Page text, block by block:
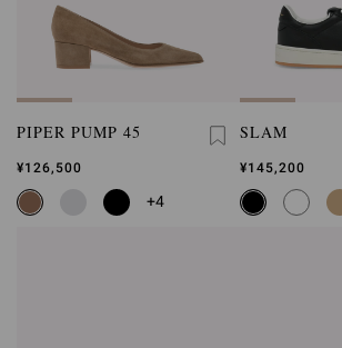
PIPER PUMP 45
¥126,500
+4
SLAM
¥145,200